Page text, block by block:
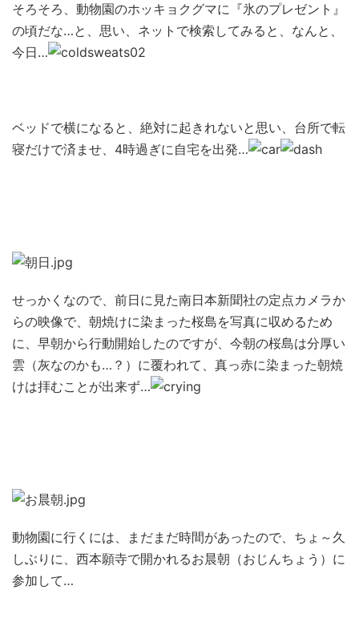
そろそろ、動物園のホッキョクグマに『氷のプレゼント』
の頃だな…と、思い、ネットで検索してみると、なんと、
今日…
ベッドで横になると、絶対に起きれないと思い、台所で転
寝だけで済ませ、4時過ぎに自宅を出発…
せっかくなので、前日に見た南日本新聞社の定点カメラか
らの映像で、朝焼けに染まった桜島を写真に収めるため
に、早朝から行動開始したのですが、今朝の桜島は分厚い
雲（灰なのかも…？）に覆われて、真っ赤に染まった朝焼
けは拝むことが出来ず…
動物園に行くには、まだまだ時間があったので、ちょ～久
しぶりに、西本願寺で開かれるお晨朝（おじんちょう）に
参加して…